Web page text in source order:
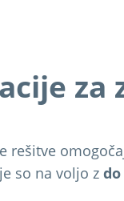
za
rešitve
so na voljo z